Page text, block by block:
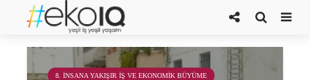
kitlesel toplumsal huzursuzluk
8. İNSANA YAKIŞIR İŞ VE EKONOMIK BÜYÜME